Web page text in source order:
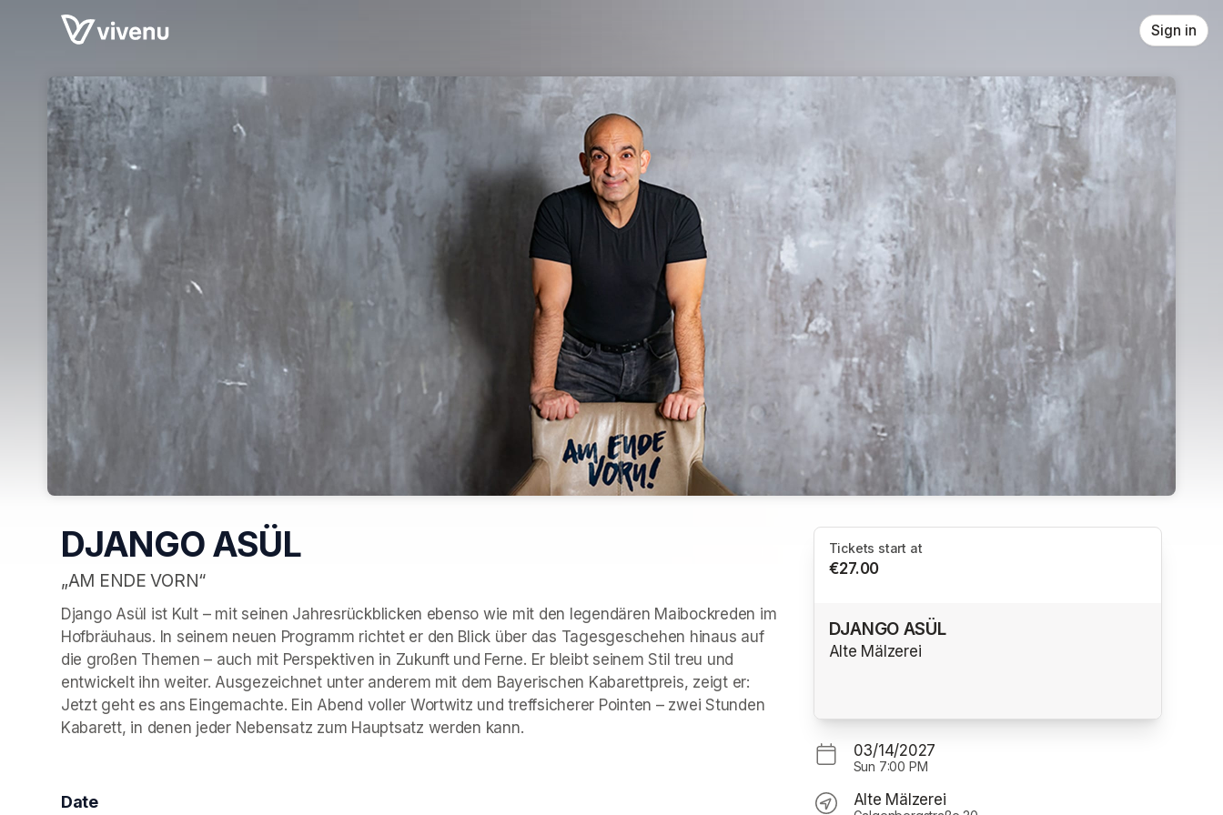
Skip header
Sign in
DJANGO ASÜL
„AM ENDE VORN“
Django Asül ist Kult – mit seinen Jahresrückblicken ebenso wie mit den legendären Maibockreden im
Hofbräuhaus. In seinem neuen Programm richtet er den Blick über das Tagesgeschehen hinaus auf
die großen Themen – auch mit Perspektiven in Zukunft und Ferne. Er bleibt seinem Stil treu und
entwickelt ihn weiter. Ausgezeichnet unter anderem mit dem Bayerischen Kabarettpreis, zeigt er:
Jetzt geht es ans Eingemachte. Ein Abend voller Wortwitz und treffsicherer Pointen – zwei Stunden
Kabarett, in denen jeder Nebensatz zum Hauptsatz werden kann.
Date
Tickets start at
€27.00
DJANGO ASÜL
Alte Mälzerei
03/14/2027
Sun 7:00 PM
Alte Mälzerei